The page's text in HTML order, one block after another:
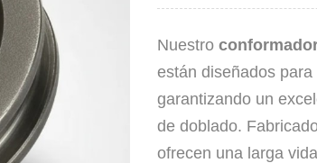
Nuestro
están diseñados para
garantizando un
de doblado.
ofrecen una larga